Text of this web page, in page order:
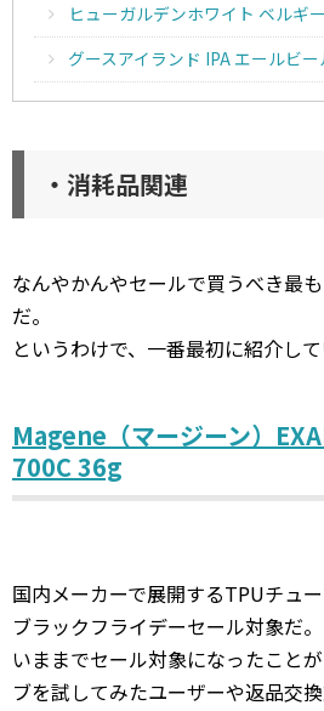
ヒューガルデンホワイト ベルギ
グースアイランド IPA エールビ
・消耗品関連
なんやかんやセールで買うべき最
だ。
というわけで、一番最初に紹介して
Magene（マージーン）
700C 36g
国内メーカーで展開するTPUチュ
ブラックフライデーセール対象だ。
いままでセール対象になったこと
ブを試してみたユーザーや返品交